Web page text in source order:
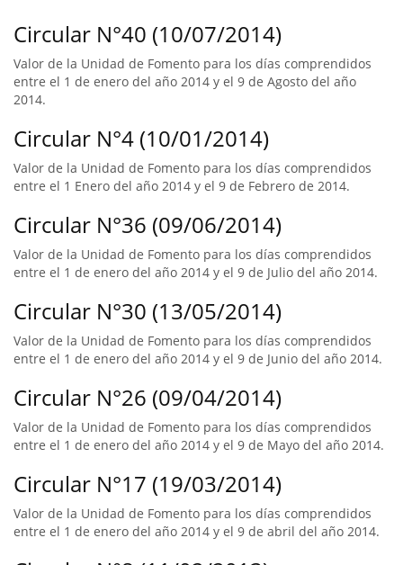
Circular N°40 (10/07/2014)
Valor de la Unidad de Fomento para los días comprendidos
entre el 1 de enero del año 2014 y el 9 de Agosto del año
2014.
Circular N°4 (10/01/2014)
Valor de la Unidad de Fomento para los días comprendidos
entre el 1 Enero del año 2014 y el 9 de Febrero de 2014.
Circular N°36 (09/06/2014)
Valor de la Unidad de Fomento para los días comprendidos
entre el 1 de enero del año 2014 y el 9 de Julio del año 2014.
Circular N°30 (13/05/2014)
Valor de la Unidad de Fomento para los días comprendidos
entre el 1 de enero del año 2014 y el 9 de Junio del año 2014.
Circular N°26 (09/04/2014)
Valor de la Unidad de Fomento para los días comprendidos
entre el 1 de enero del año 2014 y el 9 de Mayo del año 2014.
Circular N°17 (19/03/2014)
Valor de la Unidad de Fomento para los días comprendidos
entre el 1 de enero del año 2014 y el 9 de abril del año 2014.